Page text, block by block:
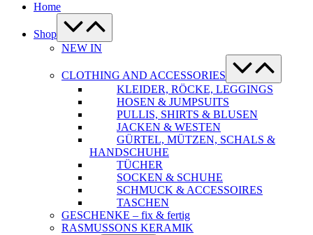
Home
Shop
Menü-
Schalter
NEW IN
CLOTHING AND ACCESSORIES
Menü-
Schalter
KLEIDER, RÖCKE, LEGGINGS
HOSEN & JUMPSUITS
PULLIS, SHIRTS & BLUSEN
JACKEN & WESTEN
GÜRTEL, MÜTZEN, SCHALS &
HANDSCHUHE
TÜCHER
SOCKEN & SCHUHE
SCHMUCK & ACCESSOIRES
TASCHEN
GESCHENKE – fix & fertig
RASMUSSONS KERAMIK